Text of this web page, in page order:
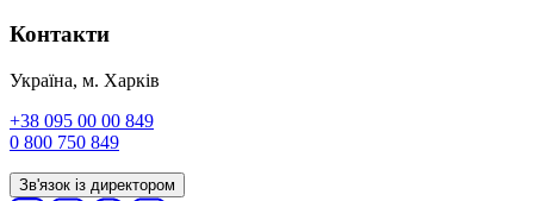
Контакти
Україна, м. Харків
+38 095 00 00 849
0 800 750 849
Зв'язок із директором